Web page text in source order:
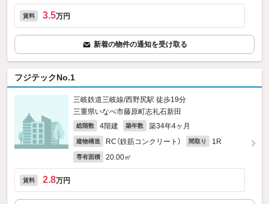
賃料 3.5万円
新着の物件の通知を受け取る
フジテックNo.1
三岐鉄道三岐線/西野尻駅 徒歩19分
三重県いなべ市藤原町志礼石新田
総階数 4階建 築年数 築34年4ヶ月
建物構造 RC（鉄筋コンクリート） 間取り 1R
専有面積 20.00㎡
賃料 2.8万円